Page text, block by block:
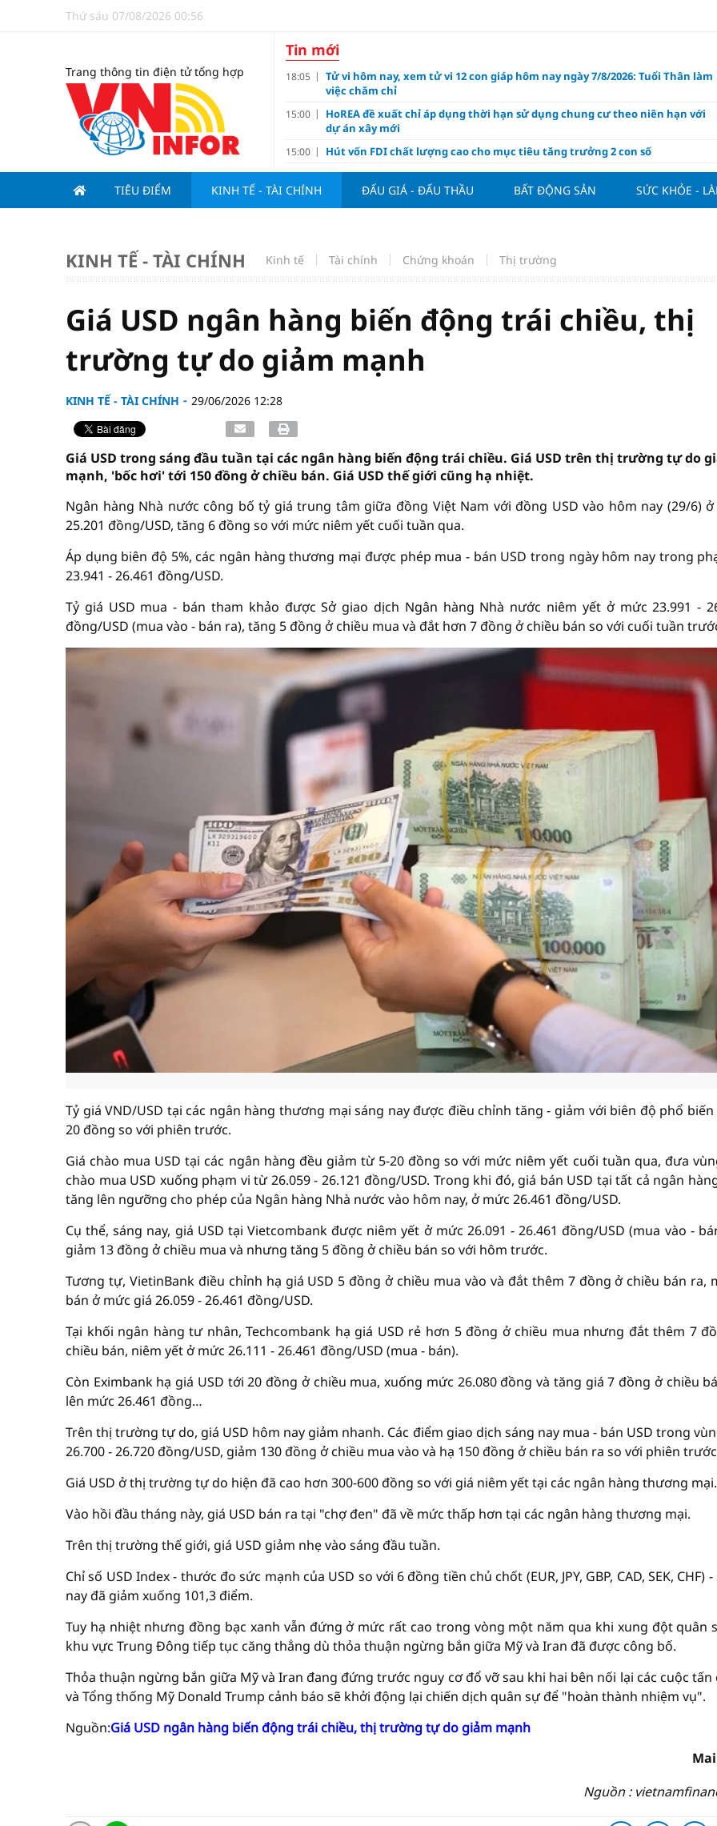
Thứ sáu 07/08/2026 00:56
Trang thông tin điện tử tổng hợp
Tin mới
18:05
Tử vi hôm nay, xem tử vi 12 con giáp hôm nay ngày 7/8/2026: Tuổi Thân làm
việc chăm chỉ
15:00
HoREA đề xuất chỉ áp dụng thời hạn sử dụng chung cư theo niên hạn với
dự án xây mới
15:00 Hút vốn FDI chất lượng cao cho mục tiêu tăng trưởng 2 con số
13:15 Động lực nào để Việt Nam hiện thực hóa mục tiêu tăng trưởng 10%?
13:00 Nghiên cứu tính tiền gửi Kho bạc vào nguồn vốn huy động của ngân hàng
10:10 Giá vàng hôm nay 6/8: "Nhảy vọt" sau một đêm
nảy lửa của Hoàng Hên
09:15 Đề xuất đưa kim cương vào ngành nghề kinh doanh có điều kiện như vàng
TIÊU ĐIỂM KINH TẾ - TÀI CHÍNH ĐẤU GIÁ - ĐẤU THẦU BẤT ĐỘNG SẢN SỨC KHỎE -
KINH TẾ - TÀI CHÍNH Kinh tế Tài chính Chứng khoán Thị trường
Giá USD ngân hàng biến động trái chiều, thị
trường tự do giảm mạnh
KINH TẾ - TÀI CHÍNH 29/06/2026 12:28
Giá USD trong sáng đầu tuần tại các ngân hàng biến động trái chiều. Giá USD trên thị trường tự do
mạnh, 'bốc hơi' tới 150 đồng ở chiều bán. Giá USD thế giới cũng hạ nhiệt.
Ngân hàng Nhà nước công bố tỷ giá trung tâm giữa đồng Việt Nam với đồng USD vào hôm nay (29/6)
25.201 đồng/USD, tăng 6 đồng so với mức niêm yết cuối tuần qua.
Áp dụng biên độ 5%, các ngân hàng thương mại được phép mua - bán USD trong ngày hôm nay trong
23.941 - 26.461 đồng/USD.
Tỷ giá USD mua - bán tham khảo được Sở giao dịch Ngân hàng Nhà nước niêm yết ở mức 23.991 -
đồng/USD (mua vào - bán ra), tăng 5 đồng ở chiều mua và đắt hơn 7 đồng ở chiều bán so với cuối tuần
Tỷ giá VND/USD tại các ngân hàng thương mại sáng nay được điều chỉnh tăng - giảm với biên độ phổ
20 đồng so với phiên trước.
Giá chào mua USD tại các ngân hàng đều giảm từ 5-20 đồng so với mức niêm yết cuối tuần qua, đưa
chào mua USD xuống phạm vi từ 26.059 - 26.121 đồng/USD. Trong khi đó, giá bán USD tại tất cả ngân
tăng lên ngưỡng cho phép của Ngân hàng Nhà nước vào hôm nay, ở mức 26.461 đồng/USD.
Cụ thể, sáng nay, giá USD tại Vietcombank được niêm yết ở mức 26.091 - 26.461 đồng/USD (mua vào -
giảm 13 đồng ở chiều mua và nhưng tăng 5 đồng ở chiều bán so với hôm trước.
Tương tự, VietinBank điều chỉnh hạ giá USD 5 đồng ở chiều mua vào và đắt thêm 7 đồng ở chiều bán ra,
bán ở mức giá 26.059 - 26.461 đồng/USD.
Tại khối ngân hàng tư nhân, Techcombank hạ giá USD rẻ hơn 5 đồng ở chiều mua nhưng đắt thêm 7
chiều bán, niêm yết ở mức 26.111 - 26.461 đồng/USD (mua - bán).
Còn Eximbank hạ giá USD tới 20 đồng ở chiều mua, xuống mức 26.080 đồng và tăng giá 7 đồng ở chiều
lên mức 26.461 đồng…
Trên thị trường tự do, giá USD hôm nay giảm nhanh. Các điểm giao dịch sáng nay mua - bán USD trong
26.700 - 26.720 đồng/USD, giảm 130 đồng ở chiều mua vào và hạ 150 đồng ở chiều bán ra so với phiên
Giá USD ở thị trường tự do hiện đã cao hơn 300-600 đồng so với giá niêm yết tại các ngân hàng thương mại.
Vào hồi đầu tháng này, giá USD bán ra tại "chợ đen" đã về mức thấp hơn tại các ngân hàng thương mại.
Trên thị trường thế giới, giá USD giảm nhẹ vào sáng đầu tuần.
Chỉ số USD Index - thước đo sức mạnh của USD so với 6 đồng tiền chủ chốt (EUR, JPY, GBP, CAD, SEK, CHF)
nay đã giảm xuống 101,3 điểm.
Tuy hạ nhiệt nhưng đồng bạc xanh vẫn đứng ở mức rất cao trong vòng một năm qua khi xung đột quân
khu vực Trung Đông tiếp tục căng thẳng dù thỏa thuận ngừng bắn giữa Mỹ và Iran đã được công bố.
Thỏa thuận ngừng bắn giữa Mỹ và Iran đang đứng trước nguy cơ đổ vỡ sau khi hai bên nối lại các cuộc tấn
và Tổng thống Mỹ Donald Trump cảnh báo sẽ khởi động lại chiến dịch quân sự để "hoàn thành nhiệm vụ".
Nguồn:Giá USD ngân hàng biến động trái chiều, thị trường tự do giảm mạnh
Nguồn :